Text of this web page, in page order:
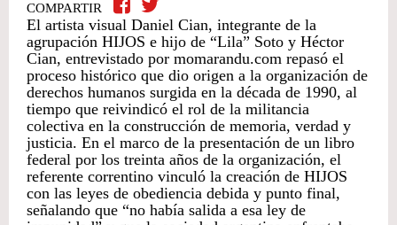
COMPARTIR
El artista visual Daniel Cian, integrante de la
agrupación HIJOS e hijo de “Lila” Soto y Héctor
Cian, entrevistado por momarandu.com repasó el
proceso histórico que dio origen a la organización de
derechos humanos surgida en la década de 1990, al
tiempo que reivindicó el rol de la militancia
colectiva en la construcción de memoria, verdad y
justicia. En el marco de la presentación de un libro
federal por los treinta años de la organización, el
referente correntino vinculó la creación de HIJOS
con las leyes de obediencia debida y punto final,
señalando que “no había salida a esa ley de